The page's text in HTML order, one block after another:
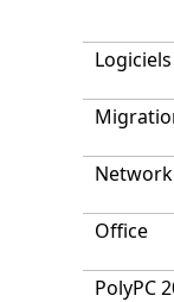
Logiciels
Network
Office
PolyPC